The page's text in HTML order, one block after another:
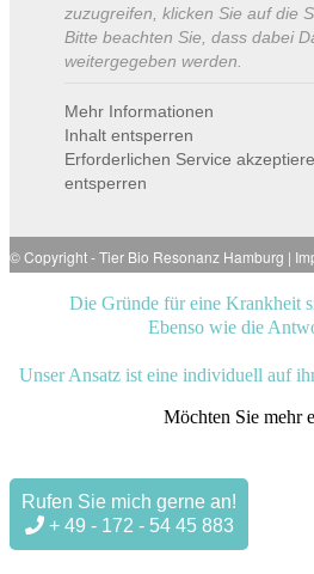
zuzugreifen, klicken Sie auf die
Bitte beachten Sie, dass dabei
weitergegeben werden.
Mehr Informationen
Inhalt entsperren
Erforderlichen Service
entsperren
© Copyright -Tier Bio Resonanz Hamburg |
Die Gründe für eine Krankheit
Ebenso wie die
Unser Ansatz ist eine individuell auf
Möchten Sie mehr
Rufen Sie mich gerne an!
+ 49 - 172 - 54 45 883